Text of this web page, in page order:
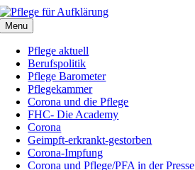
Zum
Inhalt
springen
Menu
Pflege aktuell
Berufspolitik
Pflege Barometer
Pflegekammer
Corona und die Pflege
FHC- Die Academy
Corona
Geimpft-erkrankt-gestorben
Corona-Impfung
Corona und Pflege/PFA in der Presse